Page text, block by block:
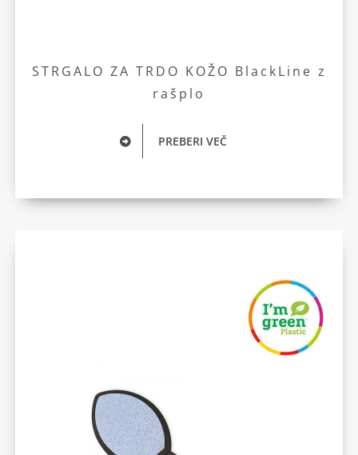
STRGALO ZA TRDO KOŽO BlackLine z
rašplo
PREBERI VEČ